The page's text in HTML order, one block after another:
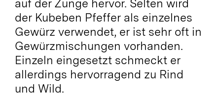
auf der Zunge hervor. Selten wird
der Kubeben Pfeffer als einzelnes
Gewürz verwendet, er ist sehr oft in
Gewürzmischungen vorhanden.
Einzeln eingesetzt schmeckt er
allerdings hervorragend zu Rind
und Wild.